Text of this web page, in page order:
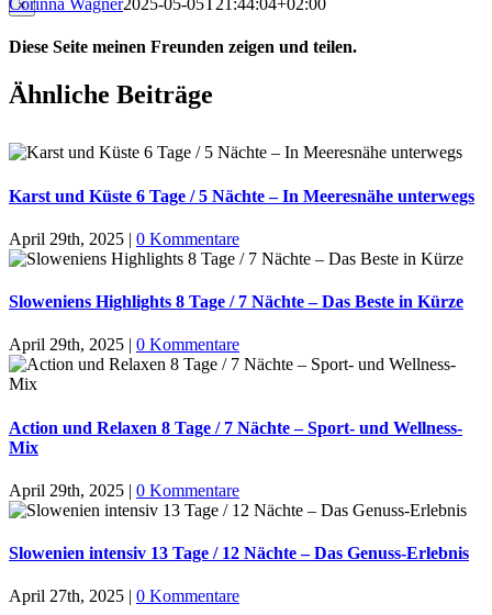
×
Diese Seite meinen Freunden zeigen und teilen.
Facebook
X
LinkedIn
WhatsApp
Tumblr
Pinterest
Ähnliche Beiträge
Karst und Küste 6 Tage / 5 Nächte – In Meeresnähe unterwegs
April 29th, 2025 | 0 Kommentare
Sloweniens Highlights 8 Tage / 7 Nächte – Das Beste in Kürze
April 29th, 2025 | 0 Kommentare
Action und Relaxen 8 Tage / 7 Nächte – Sport- und Wellness-
Mix
April 29th, 2025 | 0 Kommentare
Slowenien intensiv 13 Tage / 12 Nächte – Das Genuss-Erlebnis
April 27th, 2025 | 0 Kommentare